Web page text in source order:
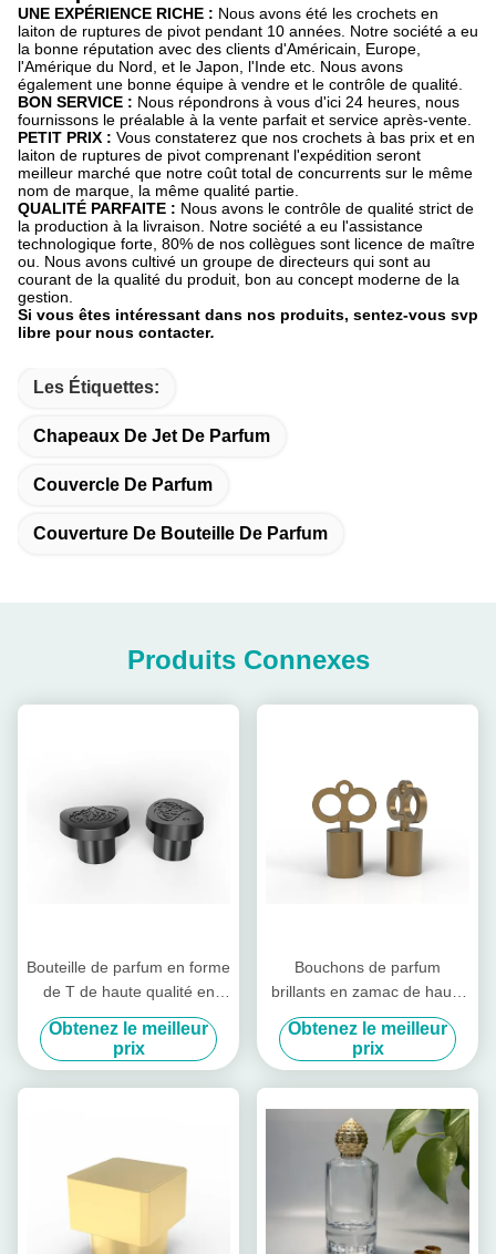
UNE EXPÉRIENCE RICHE : Nous avons été les crochets en
laiton de ruptures de pivot pendant 10 années. Notre société a eu
la bonne réputation avec des clients d'Américain, Europe,
l'Amérique du Nord, et le Japon, l'Inde etc. Nous avons
également une bonne équipe à vendre et le contrôle de qualité.
BON SERVICE : Nous répondrons à vous d'ici 24 heures, nous
fournissons le préalable à la vente parfait et service après-vente.
PETIT PRIX : Vous constaterez que nos crochets à bas prix et en
laiton de ruptures de pivot comprenant l'expédition seront
meilleur marché que notre coût total de concurrents sur le même
nom de marque, la même qualité partie.
QUALITÉ PARFAITE : Nous avons le contrôle de qualité strict de
la production à la livraison. Notre société a eu l'assistance
technologique forte, 80% de nos collègues sont licence de maître
ou. Nous avons cultivé un groupe de directeurs qui sont au
courant de la qualité du produit, bon au concept moderne de la
gestion.
Si vous êtes intéressant dans nos produits, sentez-vous svp
libre pour nous contacter.
Les Étiquettes:
Chapeaux De Jet De Parfum
Couvercle De Parfum
Couverture De Bouteille De Parfum
Produits Connexes
Bouteille de parfum en forme
de T de haute qualité en
usine Bouchettes de
bouteille de parfum en
alliage de zinc Couvercle de
bouchon
Obtenez le meilleur
prix
Bouchons de parfum
brillants en zamac de haute
qualité en forme de clé,
couvercles de parfum en
alliage de zinc
Obtenez le meilleur
prix